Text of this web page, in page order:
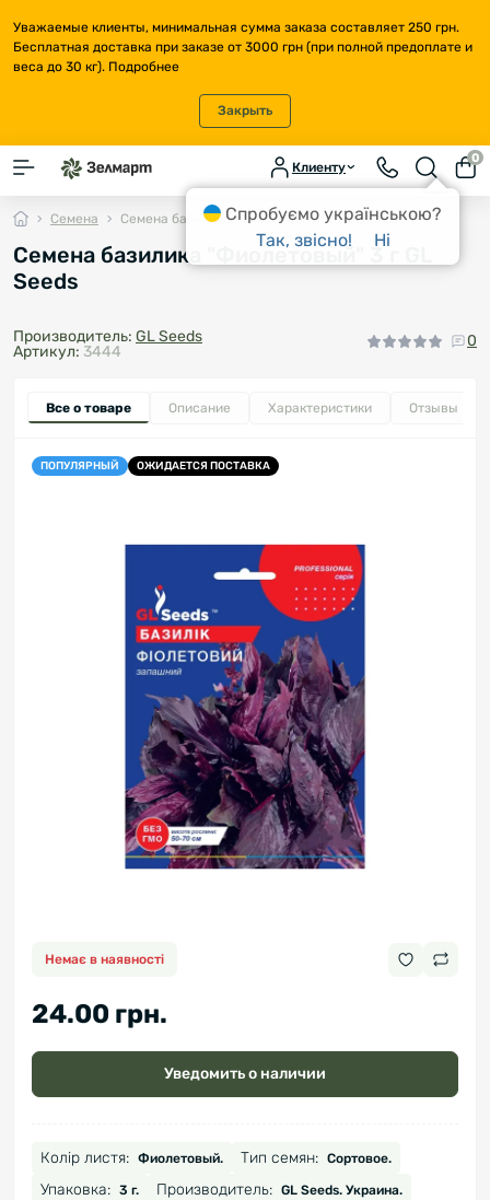
Уважаемые клиенты, минимальная сумма заказа составляет 250 грн.
Бесплатная доставка при заказе от 3000 грн (при полной предоплате и
веса до 30 кг). Подробнее
Закрыть
Клиенту
0
Семена Семена базилика "Фиолетовый" 3 г GL Seeds
Семена базилика "Фиолетовый" 3 г GL
Seeds
Производитель: GL Seeds
Артикул: 3444
0
Все о товаре Описание Характеристики Отзывы
ПОПУЛЯРНЫЙ ОЖИДАЕТСЯ ПОСТАВКА
Немає в наявності
24.00 грн.
Уведомить о наличии
Колір листя: Фиолетовый. Тип семян: Сортовое.
Упаковка: 3 г. Производитель: GL Seeds. Украина.
Спробуємо українською?
Так, звісно!
Ні